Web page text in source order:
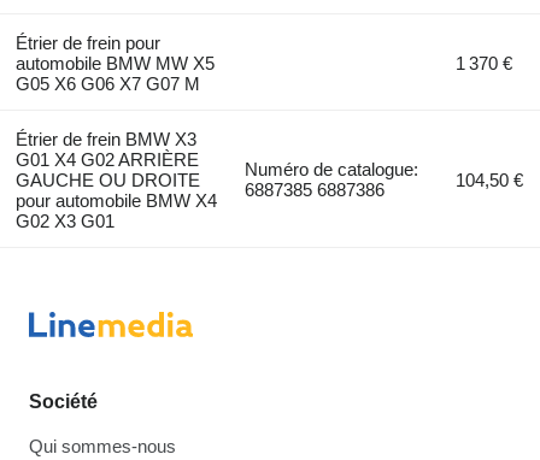
Étrier de frein pour
automobile BMW MW X5
G05 X6 G06 X7 G07 M
1 370 €
Étrier de frein BMW X3
G01 X4 G02 ARRIÈRE
GAUCHE OU DROITE
pour automobile BMW X4
G02 X3 G01
Numéro de catalogue:
6887385 6887386
104,50 €
Société
Qui sommes-nous